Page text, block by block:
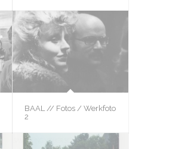
BAAL // Fotos / Werkfoto
2